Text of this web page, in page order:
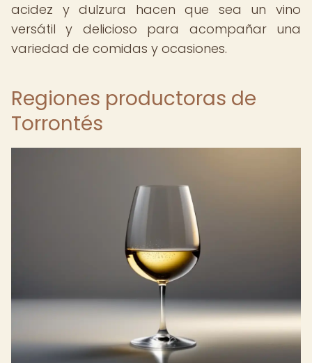
acidez y dulzura hacen que sea un vino
versátil y delicioso para acompañar una
variedad de comidas y ocasiones.
Regiones productoras de
Torrontés